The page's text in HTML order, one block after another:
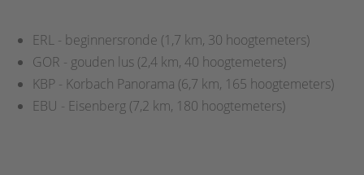
ERL - beginnersronde (1,7 km, 30 hoogtemeters)
GOR - gouden lus (2,4 km, 40 hoogtemeters)
KBP - Korbach Panorama (6,7 km, 165 hoogtemeters)
EBU - Eisenberg (7,2 km, 180 hoogtemeters)